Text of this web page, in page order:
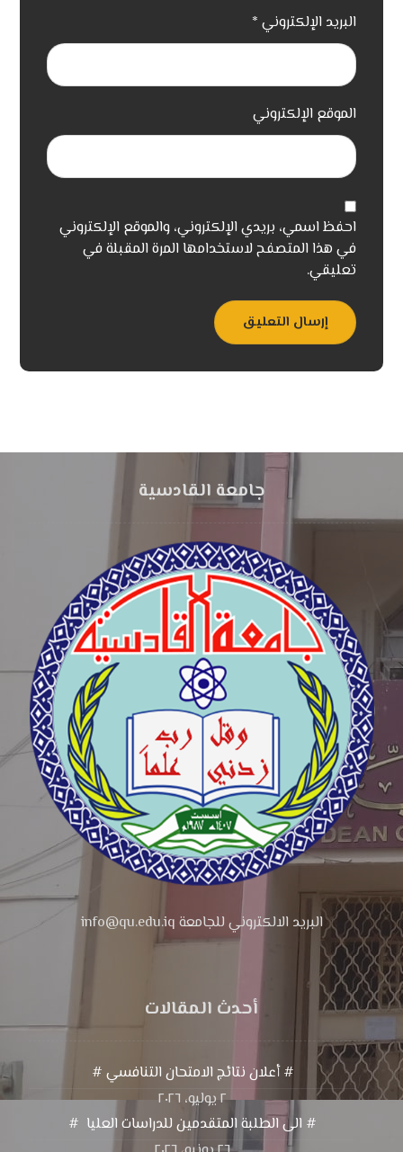
البريد الإلكتروني *
الموقع الإلكتروني
احفظ اسمي، بريدي الإلكتروني، والموقع الإلكتروني
في هذا المتصفح لاستخدامها المرة المقبلة في
تعليقي.
إرسال التعليق
جامعة القادسية
البريد الالكتروني للجامعة info@qu.edu.iq
أحدث المقالات
# أعلان نتائج الامتحان التنافسي #
٢ يوليو، ٢٠٢٦
# الى الطلبة المتقدمين للدراسات العليا #